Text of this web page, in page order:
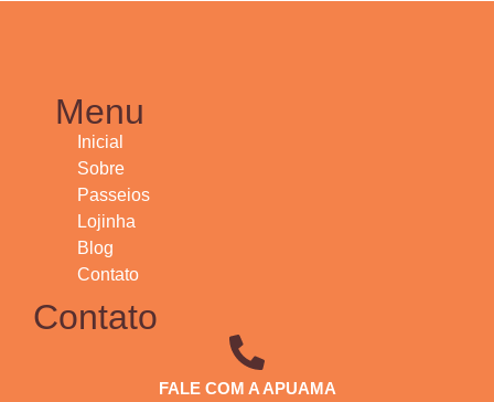
Menu
Inicial
Sobre
Passeios
Lojinha
Blog
Contato
Contato
FALE COM A APUAMA